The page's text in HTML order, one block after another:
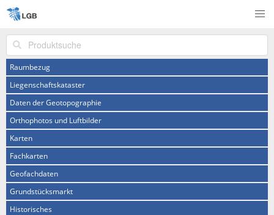
Produktsuche
Raumbezug
Liegenschaftskataster
Daten der Geotopographie
Orthophotos und Luftbilder
Karten
Fachkarten
Geofachdaten
Grundstücksmarkt
Historisches